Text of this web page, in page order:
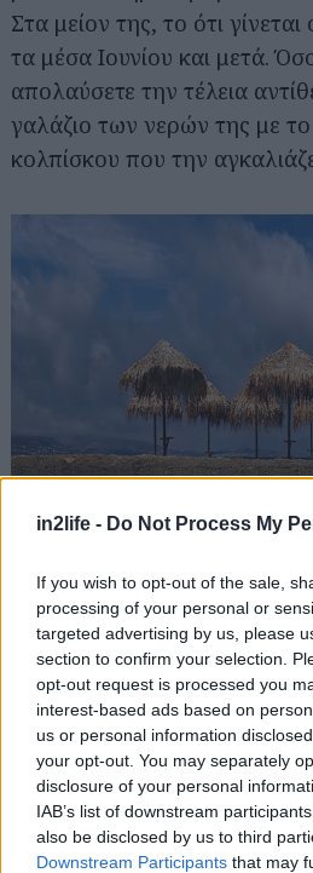
in2life - Do Not Process My
If you wish to opt-out of the sale,
processing of your personal or
targeted advertising by us, please
section to confirm your selection.
opt-out request is processed you
interest-based ads based on
us or personal information
your opt-out. You may separately
disclosure of your personal
IAB’s list of downstream
also be disclosed by us to third
Downstream Participants that may
Στα μείον της, το ότι
τα μέσα Ιουνίου και μετά.
απολαύσετε την τέλεια
γαλάζιο των νερών της με
κολπίσκου που την
Μαύρο Λιθάρι:Δεν θα την
Δεκαπενταύγουστο, οπότε
ρακέτες και οι ξαπλώστρες
ακατάλληλη, τόσο από
και διασκέδασης. Τώρα,
χάρισε την δημοτικότητά
διάθεσή σας, ενώ η βολική